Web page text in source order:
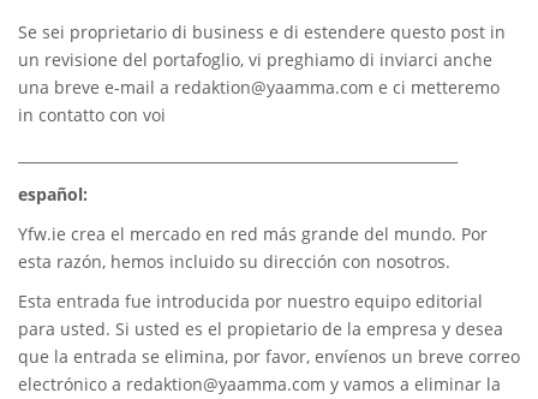
Se sei proprietario di business e di estendere questo post in
un revisione del portafoglio, vi preghiamo di inviarci anche
una breve e-mail a redaktion@yaamma.com e ci metteremo
in contatto con voi
español:
Yfw.ie crea el mercado en red más grande del mundo. Por
esta razón, hemos incluido su dirección con nosotros.
Esta entrada fue introducida por nuestro equipo editorial
para usted. Si usted es el propietario de la empresa y desea
que la entrada se elimina, por favor, envíenos un breve correo
electrónico a redaktion@yaamma.com y vamos a eliminar la